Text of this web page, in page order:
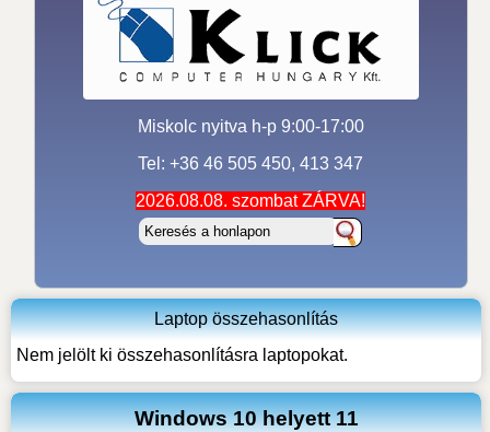
Miskolc nyitva h-p 9:00-17:00
Tel: +36 46 505 450, 413 347
2026.08.08. szombat ZÁRVA!
Laptop összehasonlítás
Nem jelölt ki összehasonlításra laptopokat.
Windows 10 helyett 11